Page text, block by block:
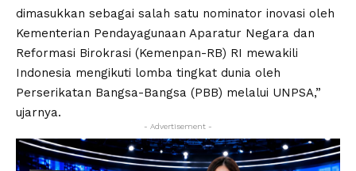
dimasukkan sebagai salah satu nominator inovasi oleh
Kementerian Pendayagunaan Aparatur Negara dan
Reformasi Birokrasi (Kemenpan-RB) RI mewakili
Indonesia mengikuti lomba tingkat dunia oleh
Perserikatan Bangsa-Bangsa (PBB) melalui UNPSA,”
ujarnya.
- Advertisement -